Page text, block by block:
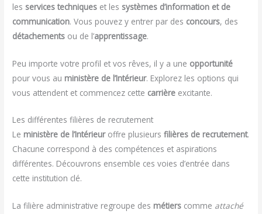
les services techniques et les systèmes d’information et de
communication. Vous pouvez y entrer par des concours, des
détachements ou de l’apprentissage.
Peu importe votre profil et vos rêves, il y a une opportunité
pour vous au ministère de l’Intérieur. Explorez les options qui
vous attendent et commencez cette carrière excitante.
Les différentes filières de recrutement
Le ministère de l’Intérieuroffre plusieursfilières de recrutement.
Chacune correspond à des compétences et aspirations
différentes. Découvrons ensemble ces voies d’entrée dans
cette institution clé.
La filière administrative regroupe des métiers comme attaché